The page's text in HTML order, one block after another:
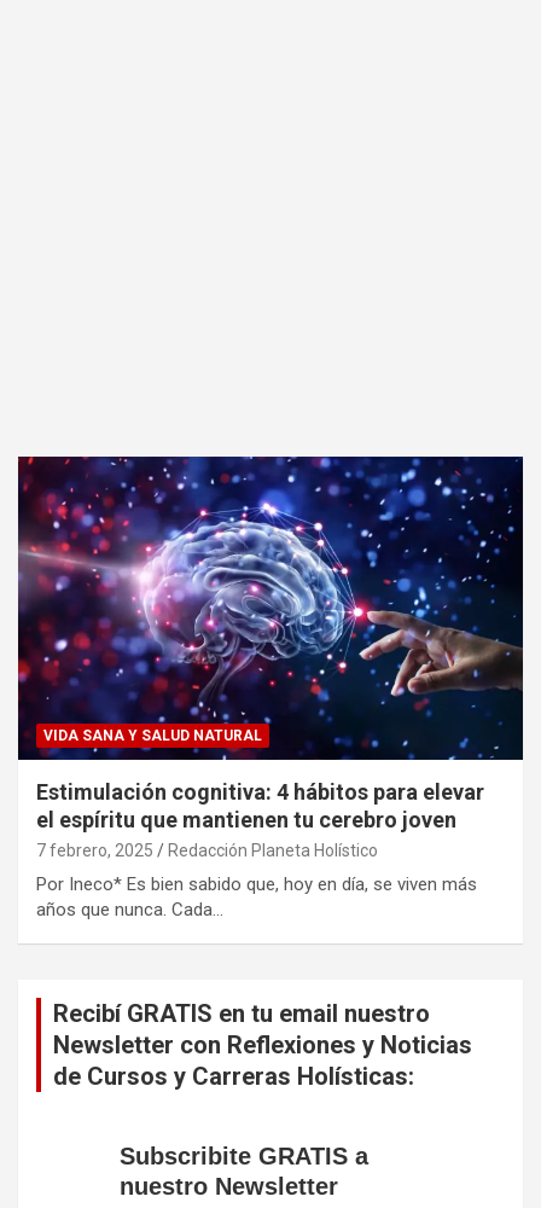
VIDA SANA Y SALUD NATURAL
Estimulación cognitiva: 4 hábitos para elevar
el espíritu que mantienen tu cerebro joven
7 febrero, 2025 Redacción Planeta Holístico
Por Ineco* Es bien sabido que, hoy en día, se viven más
años que nunca. Cada…
Recibí GRATIS en tu email nuestro
Newsletter con Reflexiones y Noticias
de Cursos y Carreras Holísticas:
Subscribite GRATIS a
nuestro Newsletter